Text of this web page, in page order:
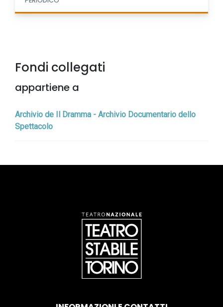
Fondi collegati
appartiene a
Archivio de Il Dramma - Archivio Documentario dello
Spettacolo